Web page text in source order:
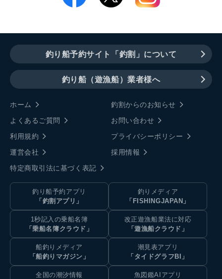
釣り船予約サイト「釣割」について
釣り船（遊漁船）業者様へ
ホーム
釣割からのお知らせ
よくあるご質問
お問い合わせ
利用規約
プライバシーポリシー
運営会社
採用情報
特定商取引法に基づく表記
釣り船予約アプリ
「釣割アプリ」
釣りメディア
「FISHINGJAPAN」
1秒記入の乗船名簿
「乗船名簿クラウド」
改正遊漁船業法に対応
「遊漁船クラウド」
船釣りメディア
「船釣りマガジン」
潮見表アプリ
「タイドグラフBI」
全国の潮汐情報
魚図鑑AIアプリ